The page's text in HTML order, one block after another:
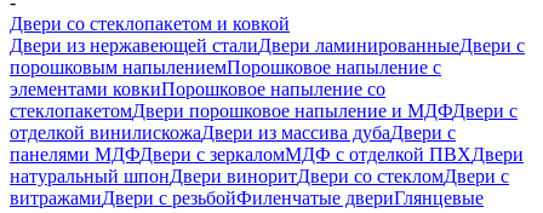
Двери со стеклопакетом и ковкой
Двери из нержавеющей сталиДвери ламинированныеДвери с
порошковым напылениемПорошковое напыление с
элементами ковкиПорошковое напыление со
стеклопакетомДвери порошковое напыление и МДФДвери с
отделкой винилискожаДвери из массива дубаДвери с
панелями МДФДвери с зеркаломМДФ с отделкой ПВХДвери
натуральный шпонДвери виноритДвери со стекломДвери с
витражамиДвери с резьбойФиленчатые двериГлянцевые